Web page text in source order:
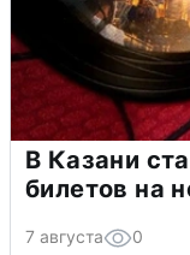
В Казани
билетов на
7 августа 0